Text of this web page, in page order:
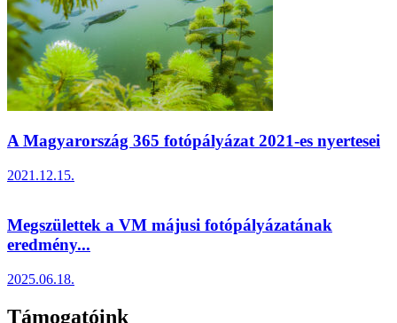
A Magyarország 365 fotópályázat 2021-es nyertesei
2021.12.15.
Megszülettek a VM májusi fotópályázatának
eredmény...
2025.06.18.
Támogatóink